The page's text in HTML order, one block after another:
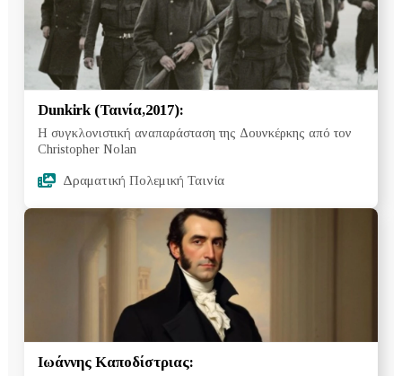
Dunkirk (Ταινία,2017):
Η συγκλονιστική αναπαράσταση της Δουνκέρκης από τον
Christopher Nolan
Δραματική Πολεμική Ταινία
Ιωάννης Καποδίστριας: